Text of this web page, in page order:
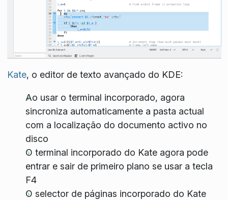
Kate, o editor de texto avançado do KDE:
Ao usar o terminal incorporado, agora
sincroniza automaticamente a pasta actual
com a localização do documento activo no
disco
O terminal incorporado do Kate agora pode
entrar e sair de primeiro plano se usar a tecla
F4
O selector de páginas incorporado do Kate